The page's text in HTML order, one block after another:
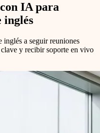
IA para
inglés
inglés a seguir reuniones
y recibir soporte en vivo